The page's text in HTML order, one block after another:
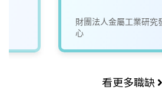
財團法人金屬工業研究
心
看更多職缺